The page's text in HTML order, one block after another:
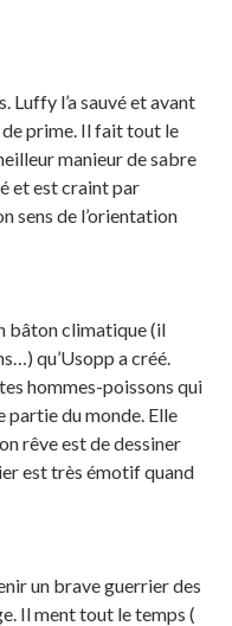
Luffy l’a sauvé et avant
de prime. Il fait tout le
manieur de sabre
et est craint par
sens de l’orientation
bâton climatique (il
qu’Usopp a créé.
hommes-poissons qui
partie du monde. Elle
rêve est de dessiner
est très émotif quand
un brave guerrier des
Il ment tout le temps (